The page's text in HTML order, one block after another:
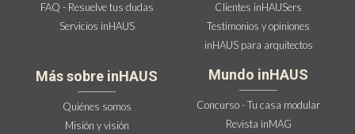
FAQ - Resuelve tus dudas
Servicios inHAUS
Más sobre inHAUS
Quiénes somos
Misión y visión
Clientes inHAUSers
Testimonios y opiniones
inHAUS para arquitectos
Mundo inHAUS
Concurso - Tu casa modular
Revista inMAG